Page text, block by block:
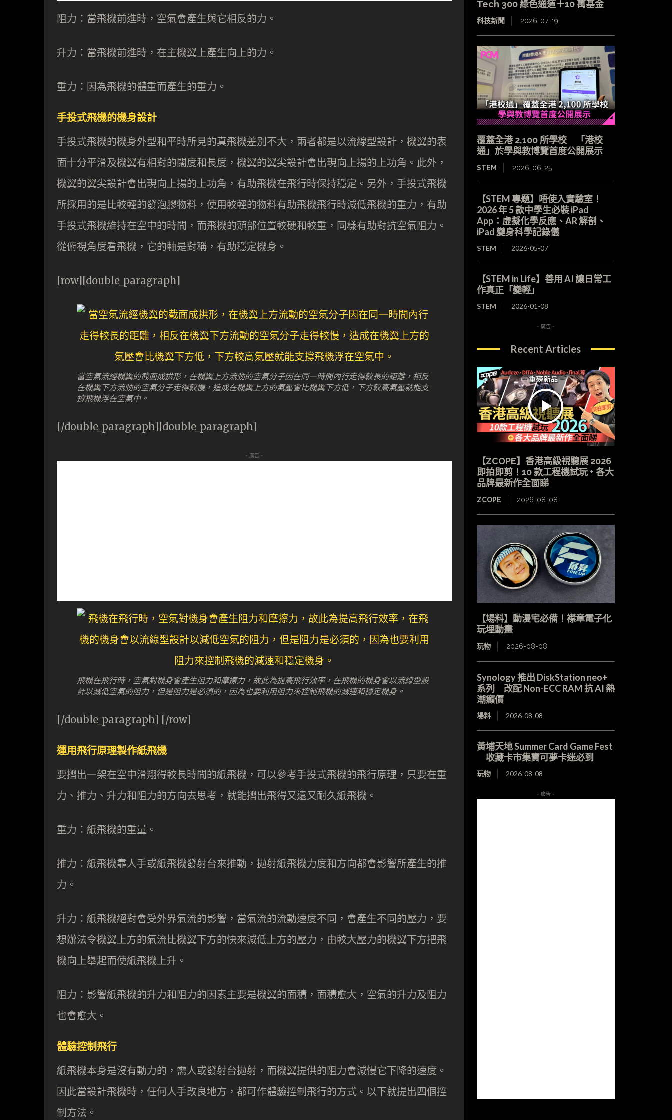
阻力：當飛機前進時，空氣會產生與它相反的力。
升力：當飛機前進時，在主機翼上產生向上的力。
重力：因為飛機的體重而產生的重力。
手投式飛機的機身設計
手投式飛機的機身外型和平時所見的真飛機差別不大，兩者都是以流線型設計，機翼的表
面十分平滑及機翼有相對的闊度和長度，機翼的翼尖設計會出現向上揚的上功角。此外，
機翼的翼尖設計會出現向上揚的上功角，有助飛機在飛行時保持穩定。另外，手投式飛機
所採用的是比較輕的發泡膠物料，使用較輕的物料有助飛機飛行時減低飛機的重力，有助
手投式飛機維持在空中的時間，而飛機的頭部位置較硬和較重，同樣有助對抗空氣阻力。
從俯視角度看飛機，它的軸是對稱，有助穩定機身。
[row][double_paragraph]
當空氣流經機翼的截面成拱形，在機翼上方流動的空氣分子因在同一時間內行走得較長的距離，相反
在機翼下方流動的空氣分子走得較慢，造成在機翼上方的氣壓會比機翼下方低，下方較高氣壓就能支
撐飛機浮在空氣中。
[/double_paragraph][double_paragraph]
- 廣告 -
飛機在飛行時，空氣對機身會產生阻力和摩擦力，故此為提高飛行效率，在飛機的機身會以流線型設
計以減低空氣的阻力，但是阻力是必須的，因為也要利用阻力來控制飛機的減速和穩定機身。
[/double_paragraph] [/row]
運用飛行原理製作紙飛機
要摺出一架在空中滑翔得較長時間的紙飛機，可以參考手投式飛機的飛行原理，只要在重
力、推力、升力和阻力的方向去思考，就能摺出飛得又遠又耐久紙飛機。
重力：紙飛機的重量。
推力：紙飛機靠人手或紙飛機發射台來推動，拋射紙飛機力度和方向都會影響所產生的推
力。
升力：紙飛機絕對會受外界氣流的影響，當氣流的流動速度不同，會產生不同的壓力，要
想辦法令機翼上方的氣流比機翼下方的快來減低上方的壓力，由較大壓力的機翼下方把飛
機向上舉起而使紙飛機上升。
阻力：影響紙飛機的升力和阻力的因素主要是機翼的面積，面積愈大，空氣的升力及阻力
也會愈大。
體驗控制飛行
紙飛機本身是沒有動力的，需人或發射台拋射，而機翼提供的阻力會減慢它下降的速度。
因此當設計飛機時，任何人手改良地方，都可作體驗控制飛行的方式。以下就提出四個控
制方法。
Tech 300 綠色通道＋10 萬基金
科技新聞 2026-07-19
覆蓋全港 2,100 所學校 「港校
通」於學與教博覽首度公開展示
STEM 2026-06-25
【STEM 專題】唔使入實驗室！
2026 年 5 款中學生必裝 iPad
App：虛擬化學反應、AR 解剖、
iPad 變身科學記錄儀
STEM 2026-05-07
【STEM in Life】善用 AI 讓日常工
作真正「變輕」
STEM 2026-01-08
- 廣告 -
Recent Articles
【ZCOPE】香港高級視聽展 2026
即拍即剪！10 款工程機試玩 + 各大
品牌最新作全面睇
ZCOPE 2026-08-08
【場料】動漫宅必備！襟章電子化
玩埋動畫
玩物 2026-08-08
Synology 推出 DiskStation neo+
系列 改配 Non-ECC RAM 抗 AI 熱
潮癲價
場料 2026-08-08
黃埔天地 Summer Card Game Fest
收藏卡市集寶可夢卡迷必到
玩物 2026-08-08
- 廣告 -